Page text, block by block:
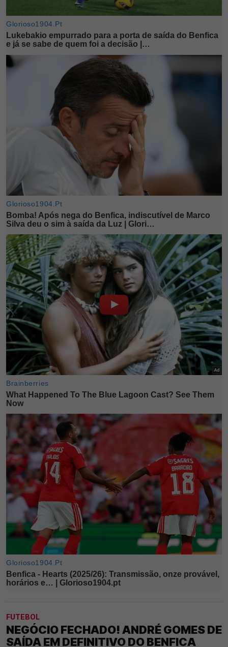
FUTEBOL
NEGÓCIO FECHADO! ANDRÉ GOMES DE
SAÍDA EM DEFINITIVO DO BENFICA